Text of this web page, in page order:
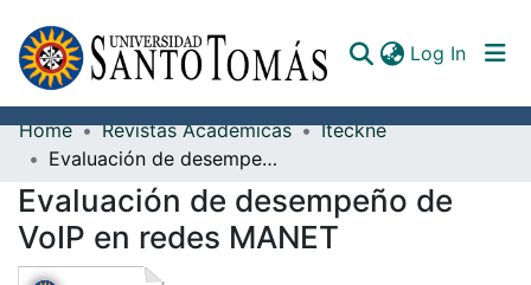
Log In
Communities & Collections
All of DSpace
Documents
Home Revistas Académicas
Iteckne
Evaluación de desempeño de VoIP en redes MANET
Evaluación de desempeño de
VoIP en redes MANET